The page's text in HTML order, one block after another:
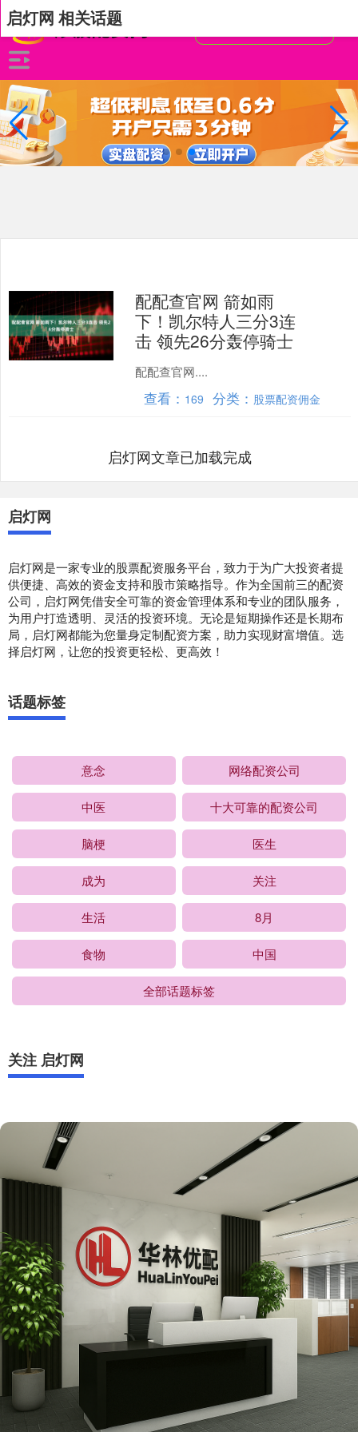
启灯网 相关话题
配配查官网 箭如雨
下！凯尔特人三分3连
击 领先26分轰停骑士
配配查官网....
查看： 169 分类： 股票配资佣金
启灯网文章已加载完成
启灯网
启灯网是一家专业的股票配资服务平台，致力于为广大投资者提
供便捷、高效的资金支持和股市策略指导。作为全国前三的配资
公司，启灯网凭借安全可靠的资金管理体系和专业的团队服务，
为用户打造透明、灵活的投资环境。无论是短期操作还是长期布
局，启灯网都能为您量身定制配资方案，助力实现财富增值。选
择启灯网，让您的投资更轻松、更高效！
话题标签
意念 网络配资公司
中医 十大可靠的配资公司
脑梗 医生
成为 关注
生活 8月
食物 中国
全部话题标签
关注 启灯网